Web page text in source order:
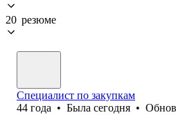
20 резюме
Специалист по закупкам
44 года • Была сегодня •